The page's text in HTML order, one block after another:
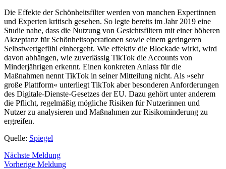
Die Effekte der Schönheitsfilter werden von manchen Expertinnen
und Experten kritisch gesehen. So legte bereits im Jahr 2019 eine
Studie nahe, dass die Nutzung von Gesichtsfiltern mit einer höheren
Akzeptanz für Schönheitsoperationen sowie einem geringeren
Selbstwertgefühl einhergeht. Wie effektiv die Blockade wirkt, wird
davon abhängen, wie zuverlässig TikTok die Accounts von
Minderjährigen erkennt. Einen konkreten Anlass für die
Maßnahmen nennt TikTok in seiner Mitteilung nicht. Als »sehr
große Plattform« unterliegt TikTok aber besonderen Anforderungen
des Digitale-Dienste-Gesetzes der EU. Dazu gehört unter anderem
die Pflicht, regelmäßig mögliche Risiken für Nutzerinnen und
Nutzer zu analysieren und Maßnahmen zur Risikominderung zu
ergreifen.
Quelle: Spiegel
Nächste Meldung
Vorherige Meldung